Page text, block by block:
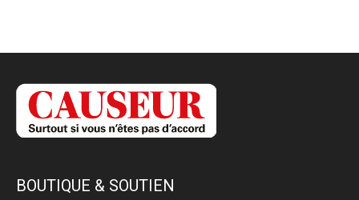
BOUTIQUE & SOUTIEN